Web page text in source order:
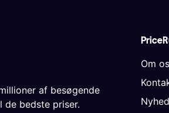
Om os
af besøgende
bedste priser.